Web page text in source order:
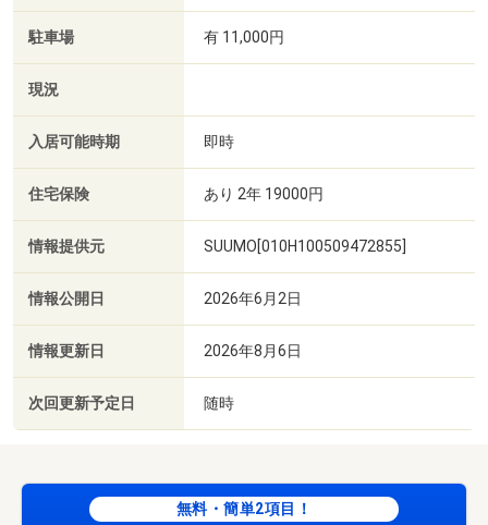
駐車場 有 11,000円
現況
入居可能時期 即時
住宅保険 あり 2年 19000円
情報提供元 SUUMO[010H100509472855]
情報公開日 2026年6月2日
情報更新日 2026年8月6日
次回更新予定日 随時
無料・簡単2項目！